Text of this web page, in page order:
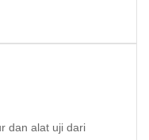
dan alat uji dari